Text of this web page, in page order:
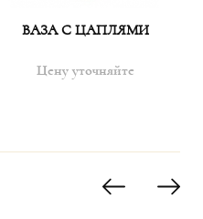
ВАЗА С ЦАПЛЯМИ
Цену уточняйте